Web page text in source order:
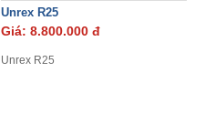
Unrex R25
Giá: 8.800.000 đ
Unrex R25